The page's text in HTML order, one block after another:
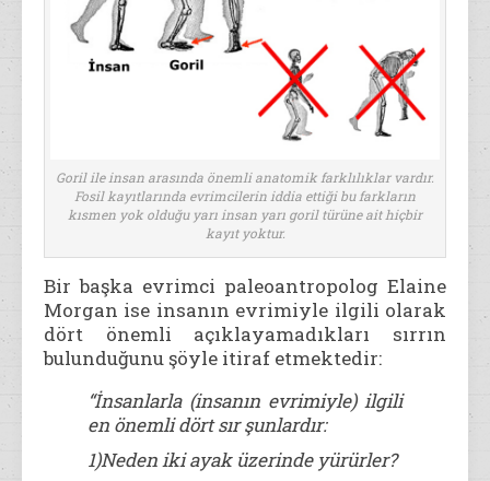
Goril ile insan arasında önemli anatomik farklılıklar vardır.
Fosil kayıtlarında evrimcilerin iddia ettiği bu farkların
kısmen yok olduğu yarı insan yarı goril türüne ait hiçbir
kayıt yoktur.
Bir başka evrimci paleoantropolog Elaine
Morgan ise insanın evrimiyle ilgili olarak
dört önemli açıklayamadıkları sırrın
bulunduğunu şöyle itiraf etmektedir:
“İnsanlarla (insanın evrimiyle) ilgili
en önemli dört sır şunlardır:
1)Neden iki ayak üzerinde yürürler?